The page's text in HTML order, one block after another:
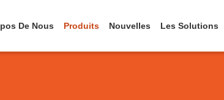
De Nous Produits Nouvelles Les Solutions